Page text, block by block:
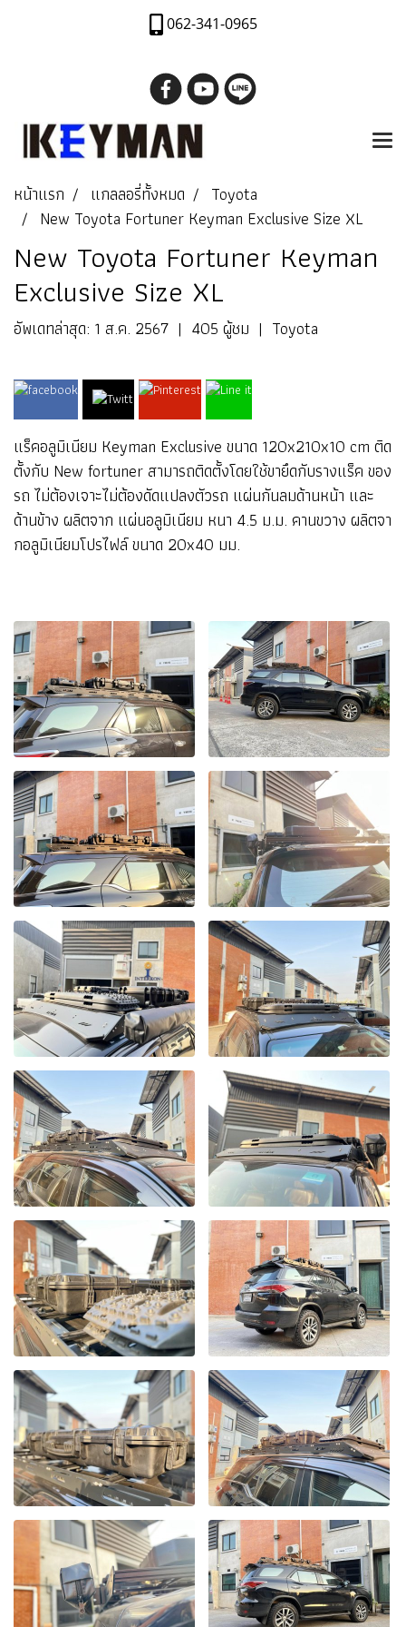
062-341-0965
หน้าแรก แกลลอรี่ทั้งหมด
Toyota
New Toyota Fortuner Keyman Exclusive Size XL
New Toyota Fortuner Keyman
Exclusive Size XL
อัพเดทล่าสุด: 1 ส.ค. 2567 | 405 ผู้ชม | Toyota
แร็คอลูมิเนียม Keyman Exclusive ขนาด 120x210x10 cm ติด
ตั้งกับ New fortuner สามารถติดตั้งโดยใช้ขายึดกับรางแร็ค ของ
รถ ไม่ต้องเจาะไม่ต้องดัดแปลงตัวรถ แผ่นกันลมด้านหน้า และ
ด้านข้าง ผลิตจาก แผ่นอลูมิเนียม หนา 4.5 ม.ม. คานขวาง ผลิตจา
กอลูมิเนียมโปรไฟล์ ขนาด 20x40 มม.